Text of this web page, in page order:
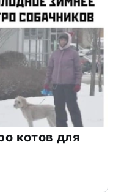
котов для